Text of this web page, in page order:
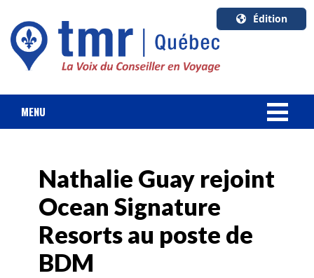
Édition
U.S.A.
English
Canada
Français
MENU
FORFAIT VACANCES
CROISIÈRES
HOTELS & RESORTS
Nathalie Guay rejoint
Ocean Signature
Resorts au poste de
BDM